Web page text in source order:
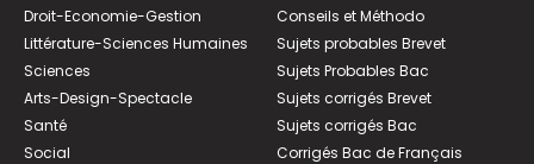
Droit-Economie-Gestion
Littérature-Sciences Humaines
Sciences
Arts-Design-Spectacle
Santé
Social
Conseils et Méthodo
Sujets probables Brevet
Sujets Probables Bac
Sujets corrigés Brevet
Sujets corrigés Bac
Corrigés Bac de Français